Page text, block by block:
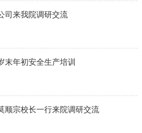
司来我院调研交流
末年初安全生产培训
顺宗校长一行来院调研交流